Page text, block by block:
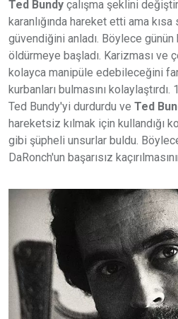
Ted Bundy çalışma şeklini
karanlığında hareket etti ama kısa
güvendiğini anladı. Böylece günün
öldürmeye başladı. Karizması ve
kolayca manipüle edebileceğini
kurbanları bulmasını
Ted Bundy'yi durdurdu ve Ted
hareketsiz kılmak için kullandığı
gibi şüpheli unsurlar buldu.
DaRonch'un başarısız